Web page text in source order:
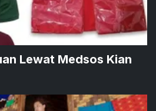
Lewat Medsos Kian